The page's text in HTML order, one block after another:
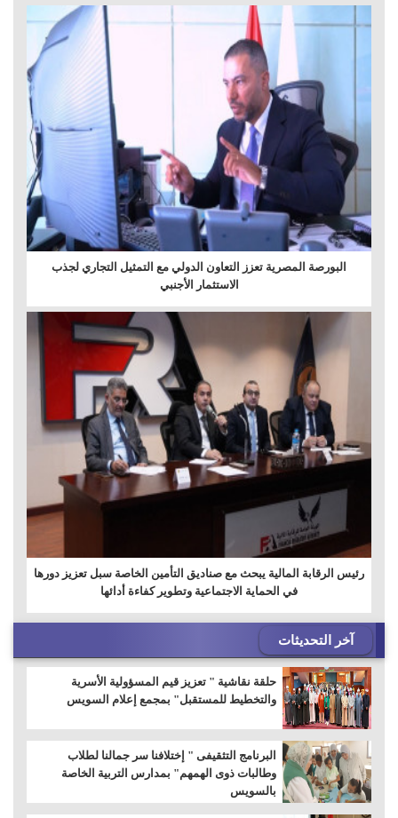
البورصة المصرية تعزز التعاون الدولي مع التمثيل التجاري لجذب
الاستثمار الأجنبي
رئيس الرقابة المالية يبحث مع صناديق التأمين الخاصة سبل تعزيز دورها
في الحماية الاجتماعية وتطوير كفاءة أدائها
آخر التحديثات
حلقة نقاشية " تعزيز قيم المسؤولية الأسرية
والتخطيط للمستقبل" بمجمع إعلام السويس
البرنامج التثقيفى " إختلافنا سر جمالنا لطلاب
وطالبات ذوى الهمهم" بمدارس التربية الخاصة
بالسويس